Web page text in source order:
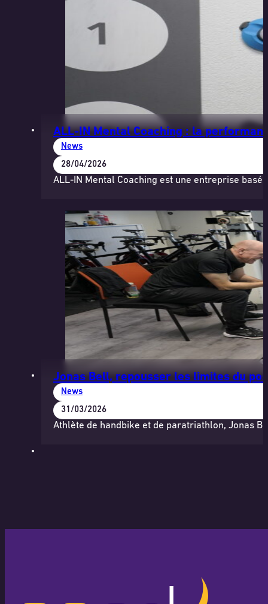
ALL-IN Mental Coaching : la
News
28/04/2026
ALL-IN Mental Coaching est une entreprise
Jonas Bell, repousser les limites du
News
31/03/2026
Athlète de handbike et de paratriathlon, Jonas